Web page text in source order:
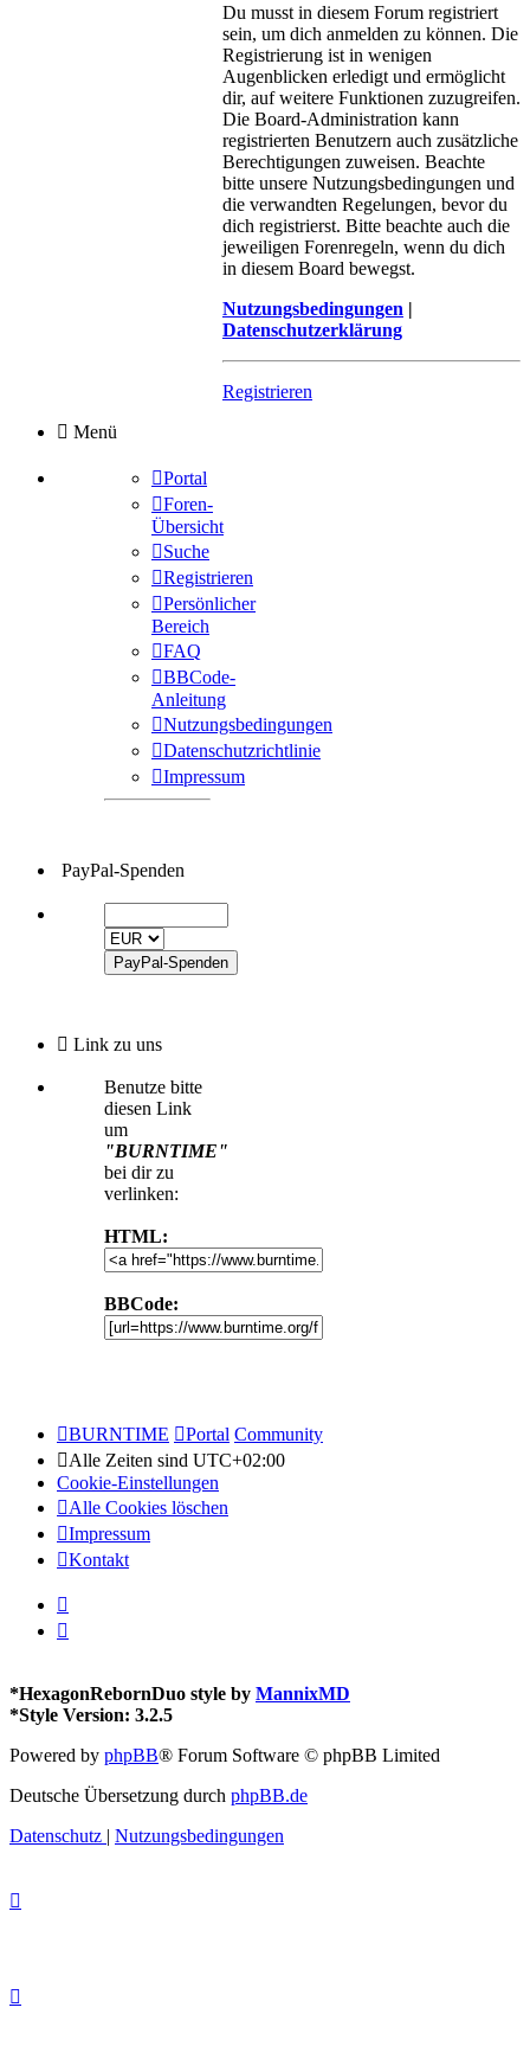
Du musst in diesem Forum registriert
sein, um dich anmelden zu können. Die
Registrierung ist in wenigen
Augenblicken erledigt und ermöglicht
dir, auf weitere Funktionen zuzugreifen.
Die Board-Administration kann
registrierten Benutzern auch zusätzliche
Berechtigungen zuweisen. Beachte
bitte unsere Nutzungsbedingungen und
die verwandten Regelungen, bevor du
dich registrierst. Bitte beachte auch die
jeweiligen Forenregeln, wenn du dich
in diesem Board bewegst.
Nutzungsbedingungen |
Datenschutzerklärung
Registrieren
Menü
Portal
Foren-
Übersicht
Suche
Registrieren
Persönlicher
Bereich
FAQ
BBCode-
Anleitung
Nutzungsbedingungen
Datenschutzrichtlinie
Impressum
PayPal-Spenden
Link zu uns
Benutze bitte
diesen Link
um
"BURNTIME"
bei dir zu
verlinken:
HTML:
BBCode:
BURNTIME Portal Community
Alle Zeiten sind UTC+02:00
Cookie-Einstellungen
Alle Cookies löschen
Impressum
Kontakt
*HexagonRebornDuo style by MannixMD
*Style Version: 3.2.5
Powered by phpBB® Forum Software © phpBB Limited
Deutsche Übersetzung durch phpBB.de
Datenschutz | Nutzungsbedingungen